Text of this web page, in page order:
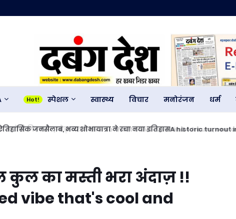
स्पेशल स्वास्थ्य विचार मनोरंजन धर्म
जनसैलाब, भव्य शोभायात्रा ने रचा नया इतिहासA historic
कुल का मस्ती भरा अंदाज़ !!
vibe that's cool and